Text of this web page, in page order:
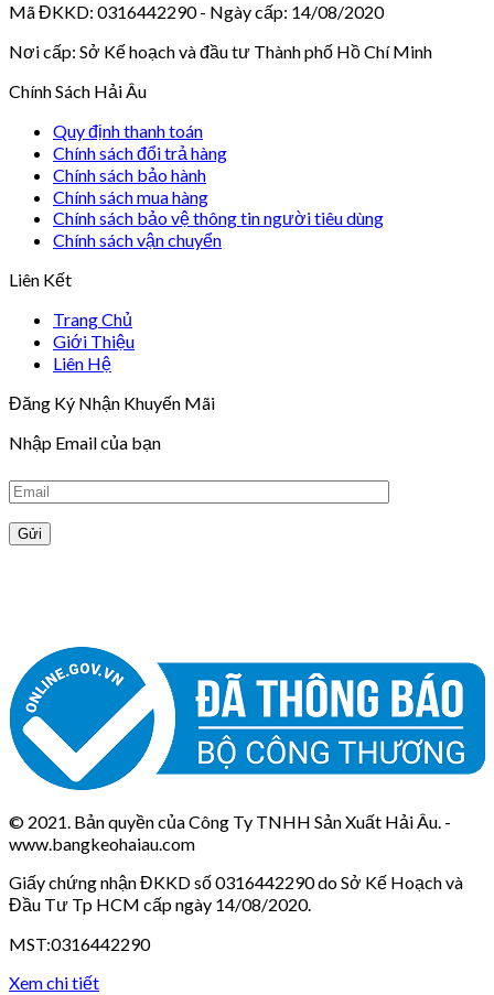
Mã ĐKKD: 0316442290 - Ngày cấp: 14/08/2020
Nơi cấp: Sở Kế hoạch và đầu tư Thành phố Hồ Chí Minh
Chính Sách Hải Âu
Quy định thanh toán
Chính sách đổi trả hàng
Chính sách bảo hành
Chính sách mua hàng
Chính sách bảo vệ thông tin người tiêu dùng
Chính sách vận chuyển
Liên Kết
Trang Chủ
Giới Thiệu
Liên Hệ
Đăng Ký Nhận Khuyến Mãi
Nhập Email của bạn
© 2021. Bản quyền của Công Ty TNHH Sản Xuất Hải Âu. -
www.bangkeohaiau.com
Giấy chứng nhận ĐKKD số 0316442290 do Sở Kế Hoạch và
Đầu Tư Tp HCM cấp ngày 14/08/2020.
MST:0316442290
Xem chi tiết